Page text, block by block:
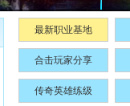
最新职业基地
合击玩家分享
传奇英雄练级